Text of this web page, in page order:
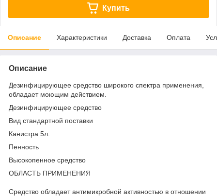
Купить
Описание Характеристики Доставка Оплата
Описание
Дезинфицирующее средство широкого спектра применения,
обладает моющим действием.
Дезинфицирующее средство
Вид стандартной поставки
Канистра 5л.
Пенность
Высокопенное средство
ОБЛАСТЬ ПРИМЕНЕНИЯ
Средство обладает антимикробной активностью в отношении